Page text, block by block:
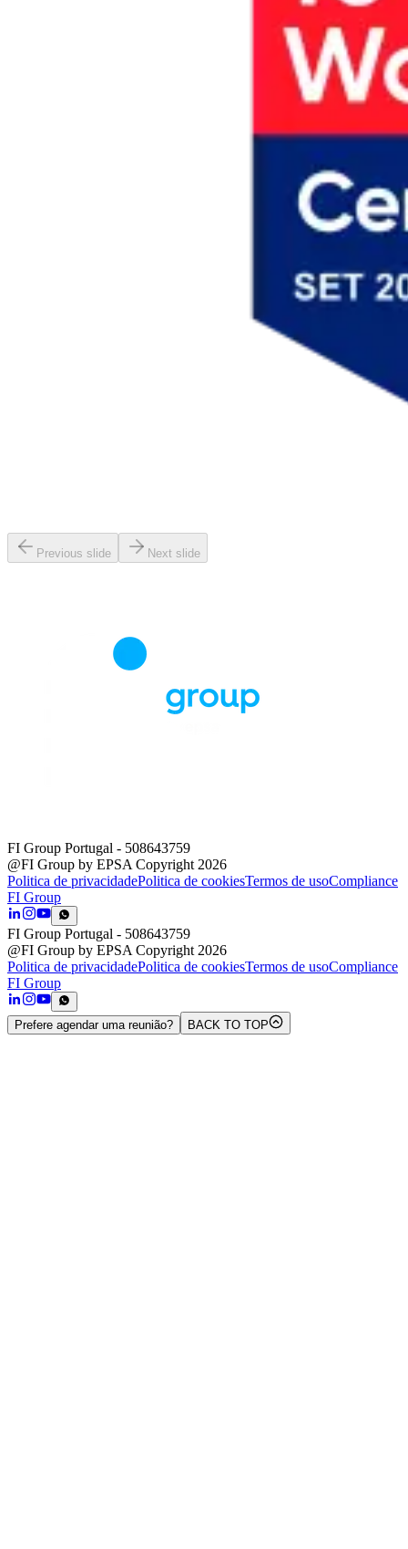
Previous slide Next slide
FI Group Portugal - 508643759
@FI Group by EPSA Copyright 2026
Politica de privacidadePolitica de cookiesTermos de usoCompliance
FI Group
FI Group Portugal - 508643759
@FI Group by EPSA Copyright 2026
Politica de privacidadePolitica de cookiesTermos de usoCompliance
FI Group
Prefere agendar uma reunião? BACK TO TOP